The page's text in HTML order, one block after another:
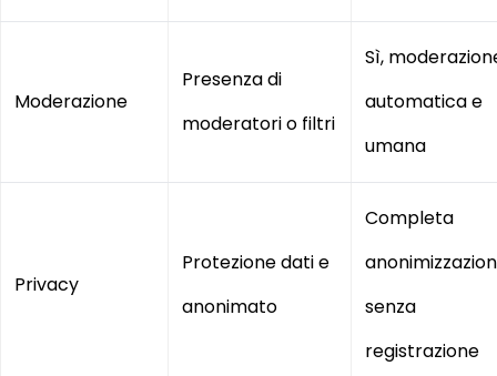
Moderazione
Presenza di
moderatori o filtri
Sì,
automatica e
umana
Privacy
Protezione dati e
anonimato
Completa
senza
registrazione